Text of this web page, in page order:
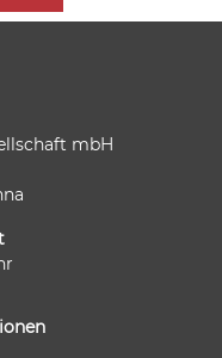
mbH